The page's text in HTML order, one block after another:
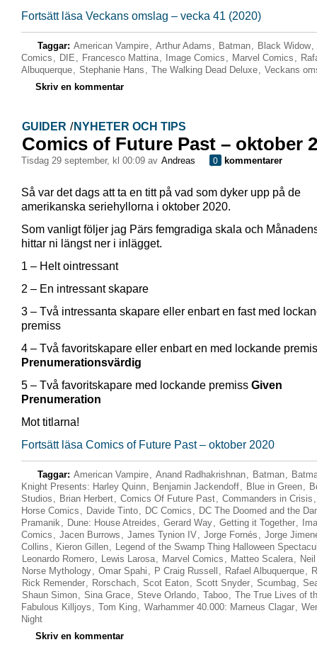
Fortsätt läsa Veckans omslag – vecka 41 (2020)
Taggar: American Vampire, Arthur Adams , Batman, Black Widow,
Comics , DIE , Francesco Mattina, Image Comics , Marvel Comics ,
Albuquerque, Stephanie Hans , The Walking Dead Deluxe, Veckans
Skriv en kommentar
GUIDER / NYHETER OCH TIPS
Comics of Future Past – oktober
tisdag 29 september, kl 00:09 av Andreas 0 kommentarer
Så var det dags att ta en titt på vad som dyker upp på de
amerikanska seriehyllorna i oktober 2020.
Som vanligt följer jag Pärs femgradiga skala och
hittar ni längst ner i inlägget.
1 – Helt ointressant
2 – En intressant skapare
3 – Två intressanta skapare eller enbart en fast med
premiss
4 – Två favoritskapare eller enbart en med lockande
Prenumerationsvärdig
5 – Två favoritskapare med lockande premiss Given
Prenumeration
Mot titlarna!
Fortsätt läsa Comics of Future Past – oktober 2020
Taggar: American Vampire, Anand Radhakrishnan, Batman,
Knight Presents: Harley Quinn, Benjamin Jackendoff, Blue in Green,
Studios , Brian Herbert, Comics Of Future Past, Commanders in Crisis
Horse Comics , Davide Tinto, DC Comics , DC The Doomed and the
Pramanik, Dune: House Atreides , Gerard Way, Getting it Together,
Comics , Jacen Burrows , James Tynion IV, Jorge Fornés , Jorge
Collins , Kieron Gillen, Legend of the Swamp Thing Halloween
Leonardo Romero, Lewis Larosa, Marvel Comics , Matteo Scalera,
Norse Mythology, Omar Spahi , P Craig Russell , Rafael Albuquerque,
Rick Remender, Rorschach, Scot Eaton, Scott Snyder, Scumbag,
Shaun Simon, Sina Grace, Steve Orlando, Taboo, The True Lives of
Fabulous Killjoys , Tom King, Warhammer 40.000: Marneus Clagar,
Night
Skriv en kommentar